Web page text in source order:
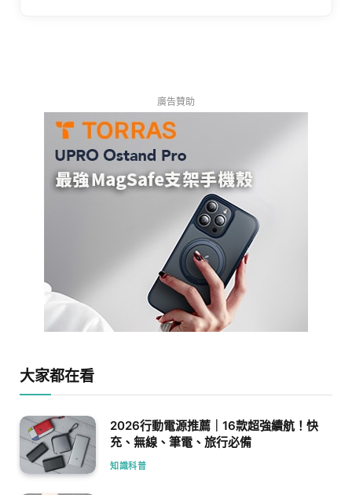
廣告贊助
大家都在看
2026行動電源推薦｜16款超強續航！快
充、無線、筆電、旅行必備
知識科普